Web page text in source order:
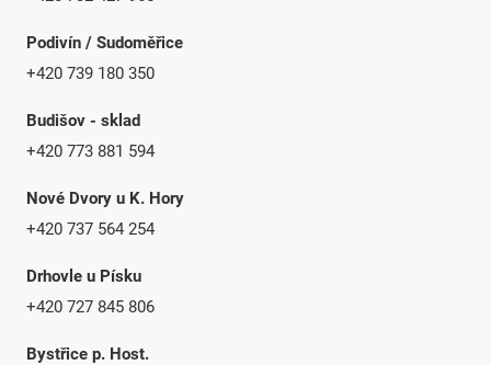
Podivín / Sudoměřice
+420 739 180 350
Budišov - sklad
+420 773 881 594
Nové Dvory u K. Hory
+420 737 564 254
Drhovle u Písku
+420 727 845 806
Bystřice p. Host.